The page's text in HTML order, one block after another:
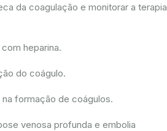
da coagulação e monitorar a terapia
heparina.
do coágulo.
formação de coágulos.
venosa profunda e embolia